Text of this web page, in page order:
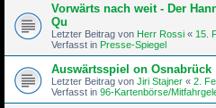
Vorwärts nach weit - Der
Qu
Letzter Beitrag von Herr Rossi « 15.
Verfasst in Presse-Spiegel
Auswärtsspiel on Osnabrück
Letzter Beitrag von Jiri Stajner « 2.
Verfasst in 96-Kartenbörse/